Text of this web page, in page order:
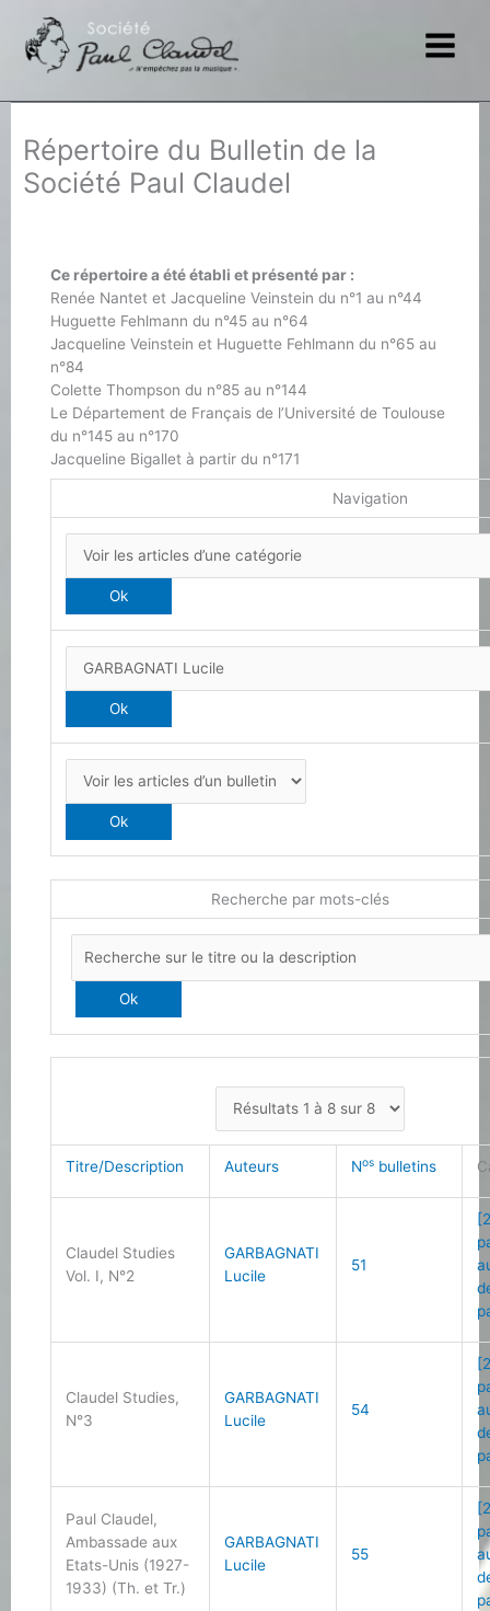
contenu
Répertoire du Bulletin de la
Société Paul Claudel
Ce répertoire a été établi et présenté par :
Renée Nantet et Jacqueline Veinstein du n°1 au n°44
Huguette Fehlmann du n°45 au n°64
Jacqueline Veinstein et Huguette Fehlmann du n°65 au
n°84
Colette Thompson du n°85 au n°144
Le Département de Français de l’Université de Toulouse
du n°145 au n°170
Jacqueline Bigallet à partir du n°171
Navigation
Recherche par mots-clés
Titre/Description Auteurs Nos bulletins
Claudel Studies
Vol. I, N°2
GARBAGNATI
Lucile
51
Claudel Studies,
N°3
GARBAGNATI
Lucile
54
Paul Claudel,
Ambassade aux
Etats-Unis (1927-
1933) (Th. et Tr.)
GARBAGNATI
Lucile
55